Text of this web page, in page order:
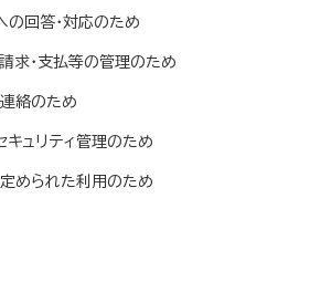
の回答・対応のため
求・支払等の管理のため
絡のため
キュリティ管理のため
定められた利用のため